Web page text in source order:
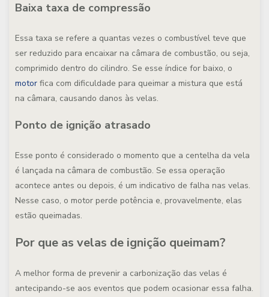
Baixa taxa de compressão
Essa taxa se refere a quantas vezes o combustível teve que
ser reduzido para encaixar na câmara de combustão, ou seja,
comprimido dentro do cilindro. Se esse índice for baixo, o
motor fica com dificuldade para queimar a mistura que está
na câmara, causando danos às velas.
Ponto de ignição atrasado
Esse ponto é considerado o momento que a centelha da vela
é lançada na câmara de combustão. Se essa operação
acontece antes ou depois, é um indicativo de falha nas velas.
Nesse caso, o motor perde potência e, provavelmente, elas
estão queimadas.
Por que as velas de ignição queimam?
A melhor forma de prevenir a carbonização das velas é
antecipando-se aos eventos que podem ocasionar essa falha.